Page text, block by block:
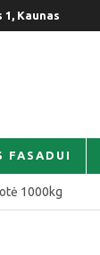
Kaunas
FASADUI
1000kg